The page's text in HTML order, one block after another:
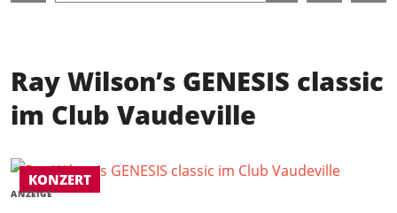
Ray Wilson’s GENESIS classic
im Club Vaudeville
KONZERT
ANZEIGE